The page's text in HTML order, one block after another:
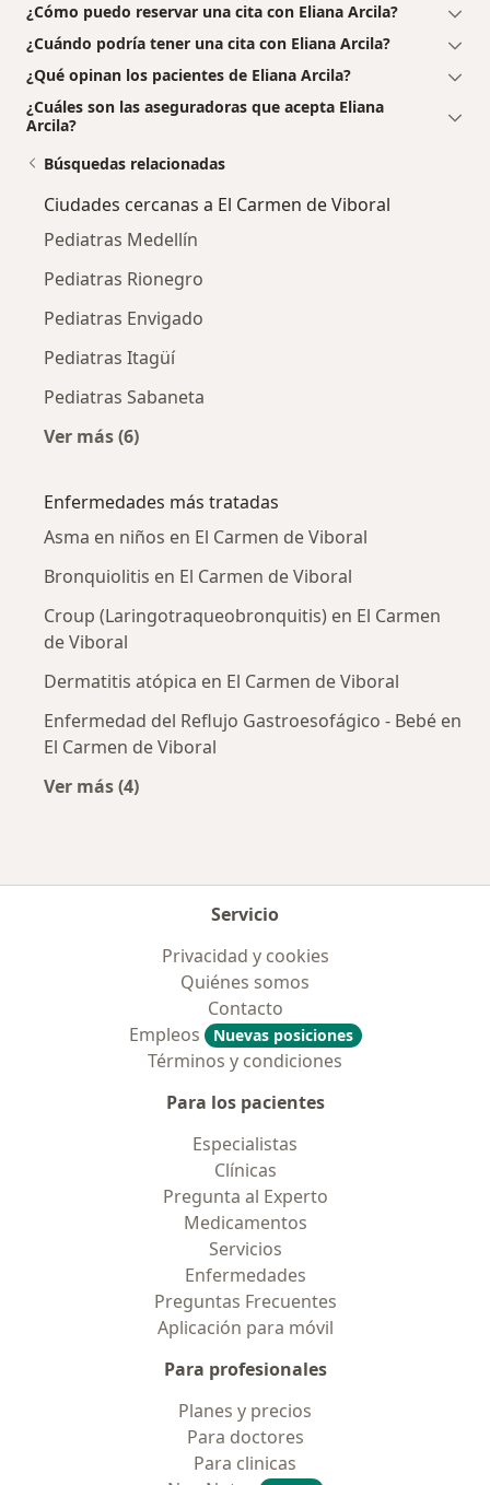
¿Cómo puedo reservar una cita con Eliana Arcila?
¿Cuándo podría tener una cita con Eliana Arcila?
¿Qué opinan los pacientes de Eliana Arcila?
¿Cuáles son las aseguradoras que acepta Eliana
Arcila?
Búsquedas relacionadas
Ciudades cercanas a El Carmen de Viboral
Pediatras Medellín
Pediatras Rionegro
Pediatras Envigado
Pediatras Itagüí
Pediatras Sabaneta
Ver más (6)
Enfermedades más tratadas
Asma en niños en El Carmen de Viboral
Bronquiolitis en El Carmen de Viboral
Croup (Laringotraqueobronquitis) en El Carmen
de Viboral
Dermatitis atópica en El Carmen de Viboral
Enfermedad del Reflujo Gastroesofágico - Bebé en
El Carmen de Viboral
Ver más (4)
Servicio
Privacidad y cookies
Quiénes somos
Contacto
Empleos
Nuevas posiciones
Términos y condiciones
Para los pacientes
Especialistas
Clínicas
Pregunta al Experto
Medicamentos
Servicios
Enfermedades
Preguntas Frecuentes
Aplicación para móvil
Para profesionales
Planes y precios
Para doctores
Para clinicas